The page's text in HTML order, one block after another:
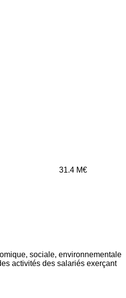
31.4 M€
sociale, environnementale
activités des salariés exerçant